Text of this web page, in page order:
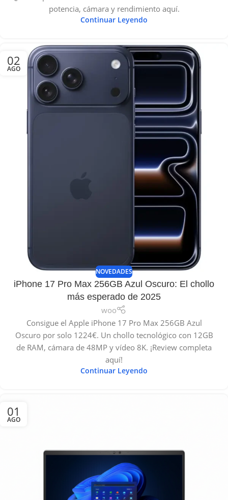
potencia, cámara y rendimiento aquí.
Continuar Leyendo
02
AGO
NOVEDADES
iPhone 17 Pro Max 256GB Azul Oscuro: El chollo
más esperado de 2025
woo
Consigue el Apple iPhone 17 Pro Max 256GB Azul
Oscuro por solo 1224€. Un chollo tecnológico con 12GB
de RAM, cámara de 48MP y vídeo 8K. ¡Review completa
aquí!
Continuar Leyendo
01
AGO